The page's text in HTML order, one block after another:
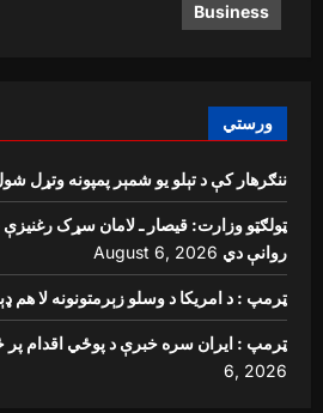
Business
ورستي
ننګرهار کې د تېلو یو شمېر پمپونه وتړل
ټولګټو وزارت: قیصار ـ لامان سړک رغنیزې
روانې دي August 6, 2026
ټرمپ : د امریکا د وسلو زېرمتونونه لا هم
ټرمپ : ایران سره خبرې د پوځي اقدام پر
6, 2026